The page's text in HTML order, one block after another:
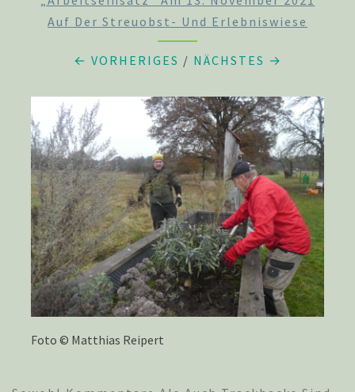
Auf Der Streuobst- Und Erlebniswiese
← VORHERIGES / NÄCHSTES →
Foto © Matthias Reipert